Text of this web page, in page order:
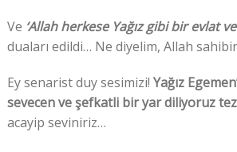
Ve ‘Allah herkese Yağız gibi bir evlat
duaları edildi… Ne diyelim, Allah
Ey senarist duy sesimizi! Yağız
sevecen ve şefkatli bir yar diliyoruz
acayip seviniriz…